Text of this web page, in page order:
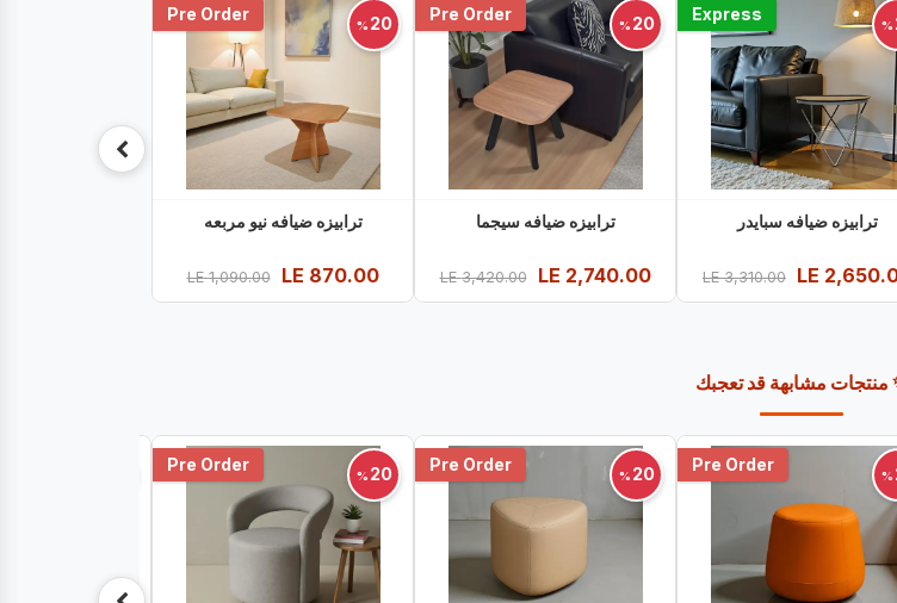
%
Express
ترابيزه ضيافه سبايدر
3,310.00
LE
20
%
Pre Order
ترابيزه ضيافه سيجما
2,740.00
3,420.00
LE
20
%
Pre Order
ترابيزه ضيافه نيو مربعه
870.00
1,090.00
LE
منتجات مشابهة قد تعجبك
%
Pre Order
20
%
Pre Order
20
%
Pre Order